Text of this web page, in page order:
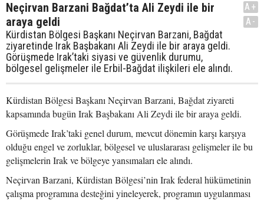
Neçirvan Barzani Bağdat’ta Ali Zeydi ile bir
araya geldi
Kürdistan Bölgesi Başkanı Neçirvan Barzani, Bağdat
ziyaretinde Irak Başbakanı Ali Zeydi ile bir araya geldi.
Görüşmede Irak’taki siyasi ve güvenlik durumu,
bölgesel gelişmeler ile Erbil-Bağdat ilişkileri ele alındı.
A+
A-
Kürdistan Bölgesi Başkanı Neçirvan Barzani, Bağdat ziyareti
kapsamında bugün Irak Başbakanı Ali Zeydi ile bir araya geldi.
Görüşmede Irak’taki genel durum, mevcut dönemin karşı karşıya
olduğu engel ve zorluklar, bölgesel ve uluslararası gelişmeler ile bu
gelişmelerin Irak ve bölgeye yansımaları ele alındı.
Neçirvan Barzani, Kürdistan Bölgesi’nin Irak federal hükümetinin
çalışma programına desteğini yineleyerek, programın uygulanması